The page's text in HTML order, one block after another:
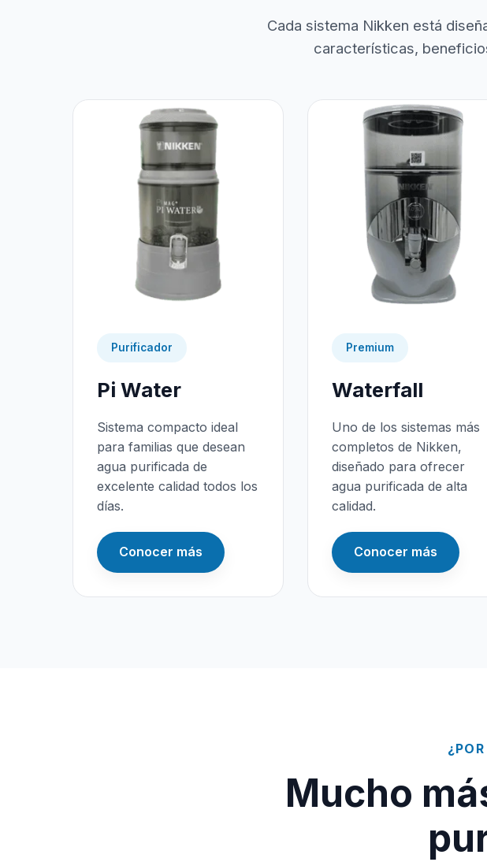
Cada sistema Nikken está
características,
Purificador
Pi Water
Sistema compacto ideal
para familias que desean
agua purificada de
excelente calidad todos los
días.
Conocer más
Premium
Waterfall
Uno de los sistemas más
completos de Nikken,
diseñado para ofrecer
agua purificada de alta
calidad.
Conocer más
Mucho